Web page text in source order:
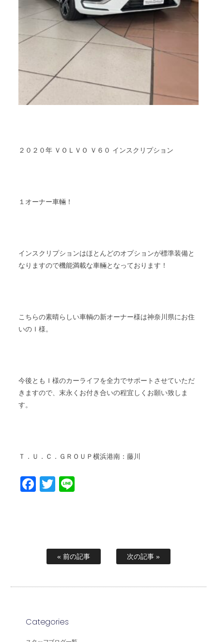
２０２０年 ＶＯＬＶＯ Ｖ６０ インスクリプション
１オーナー車輛！
インスクリプションはほとんどのオプションが標準装備と
なりますので機能満載な車輛となっております！
こちらの素晴らしい車輌の新オーナー様は神奈川県にお住
いのＩ様。
今後ともＩ様のカーライフを全力でサポートさせていただ
きますので、末永くお付き合いの程宜しくお願い致しま
す。
Ｔ．Ｕ．Ｃ．ＧＲＯＵＰ横浜港南：藤川
Facebook
Twitter
« 前の記事 次の記事 »
Categories